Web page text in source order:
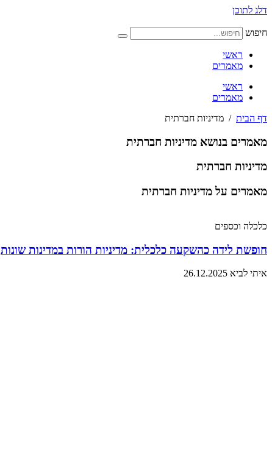
דלג לתוכן
חיפוש
ראשי
מאמרים
ראשי
מאמרים
דף הבית / מדיניות חברתית
מאמרים בנושא מדיניות חברתית
מדיניות חברתית
מאמרים על מדיניות חברתית
כלכלה וכספים
חופשת לידה כהשקעה כלכלית: מדיניות הורות במדינות שונות
איתי לביא 26.12.2025